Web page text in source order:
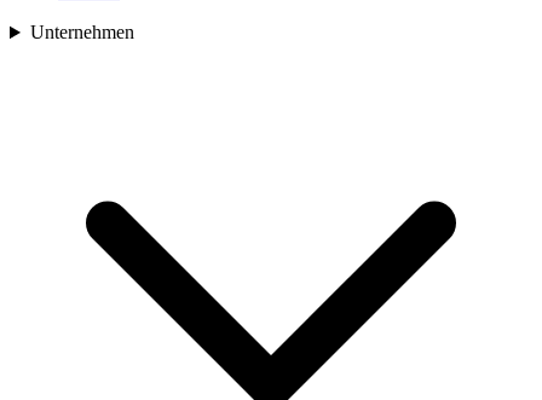
Unternehmen